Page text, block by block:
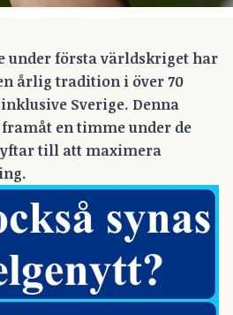
under första världskriget har
årlig tradition i över 70
Sverige. Denna
en timme under de
till att maximera